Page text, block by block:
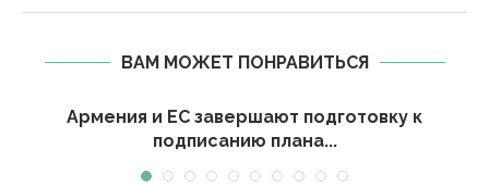
ВАМ МОЖЕТ ПОНРАВИТЬСЯ
Армения и ЕС завершают подготовку к
подписанию плана...